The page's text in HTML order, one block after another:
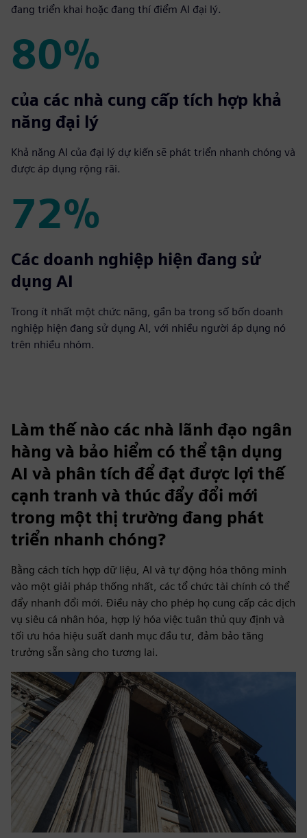
đang triển khai hoặc đang thí điểm AI đại lý.
80%
80%
của các nhà cung cấp tích hợp khả
năng đại lý
Khả năng AI của đại lý dự kiến sẽ phát triển nhanh chóng và
được áp dụng rộng rãi.
72%
72%
Các doanh nghiệp hiện đang sử
dụng AI
Trong ít nhất một chức năng, gần ba trong số bốn doanh
nghiệp hiện đang sử dụng AI, với nhiều người áp dụng nó
trên nhiều nhóm.
Làm thế nào các nhà lãnh đạo ngân
hàng và bảo hiểm có thể tận dụng
AI và phân tích để đạt được lợi thế
cạnh tranh và thúc đẩy đổi mới
trong một thị trường đang phát
triển nhanh chóng?
Bằng cách tích hợp dữ liệu, AI và tự động hóa thông minh
vào một giải pháp thống nhất, các tổ chức tài chính có thể
đẩy nhanh đổi mới. Điều này cho phép họ cung cấp các dịch
vụ siêu cá nhân hóa, hợp lý hóa việc tuân thủ quy định và
tối ưu hóa hiệu suất danh mục đầu tư, đảm bảo tăng
trưởng sẵn sàng cho tương lai.